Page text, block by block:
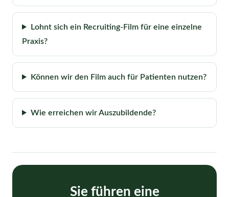
Lohnt sich ein Recruiting-Film für eine einzelne
Praxis?
Können wir den Film auch für Patienten nutzen?
Wie erreichen wir Auszubildende?
Sie führen eine